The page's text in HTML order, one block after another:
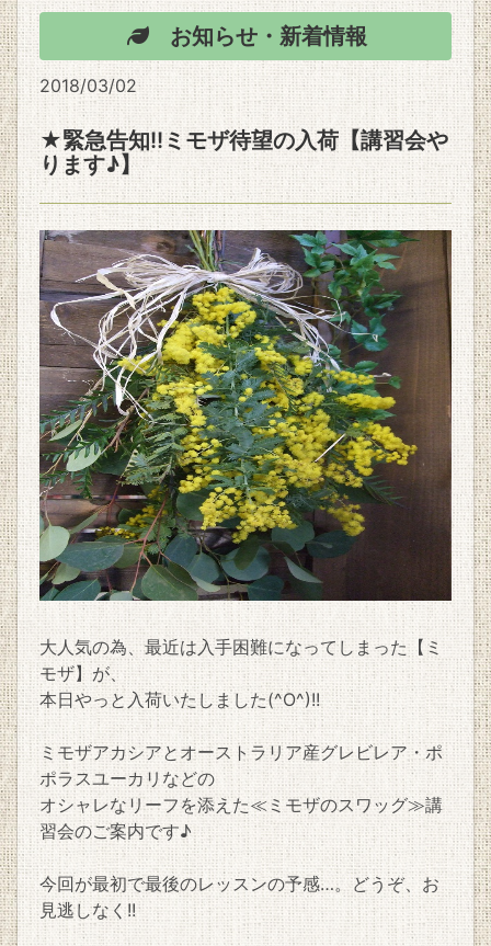
お知らせ・新着情報
2018/03/02
★緊急告知!!ミモザ待望の入荷【講習会や
ります♪】
大人気の為、最近は入手困難になってしまった【ミ
モザ】が、
本日やっと入荷いたしました(^O^)!!
ミモザアカシアとオーストラリア産グレビレア・ポ
ポラスユーカリなどの
オシャレなリーフを添えた≪ミモザのスワッグ≫講
習会のご案内です♪
今回が最初で最後のレッスンの予感…。どうぞ、お
見逃しなく!!